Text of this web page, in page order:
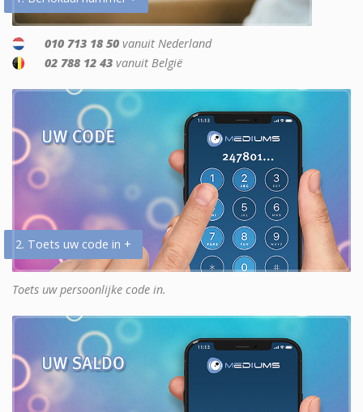
010 713 18 50 vanuit Nederland
02 788 12 43 vanuit België
2. Toets uw code in +
Toets uw persoonlijke code in.